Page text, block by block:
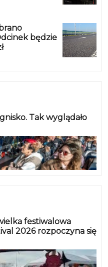
będzie
Tak wyglądało
festiwalowa
2026 rozpoczyna się